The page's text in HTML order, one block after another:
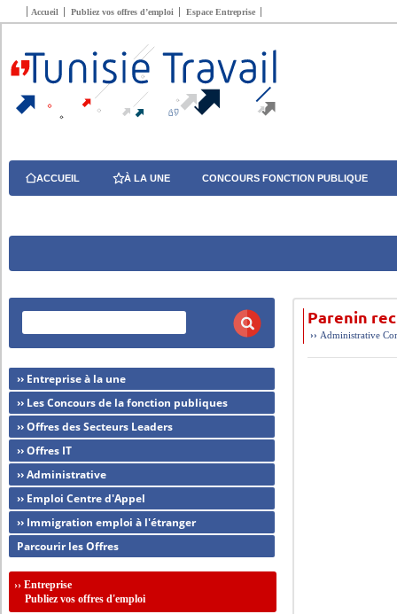
Accueil Publiez vos offres d’emploi Espace Entreprise
ACCUEIL À LA UNE CONCOURS FONCTION PUBLIQUE
Parenin
›› Administrative
›› Entreprise à la une
›› Les Concours de la fonction publiques
›› Offres des Secteurs Leaders
›› Offres IT
›› Administrative
›› Emploi Centre d'Appel
›› Immigration emploi à l'étranger
Parcourir les Offres
››Entreprise
Publiez vos offres d'emploi